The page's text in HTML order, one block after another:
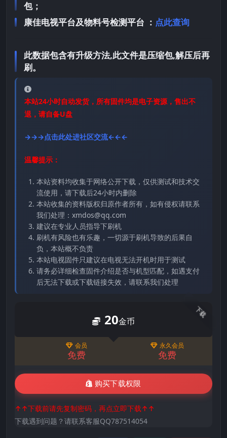
包；
康佳电视平台及物料号检测平台 ： 点此查询
此数据包含有升级方法,此文件是压缩包,解压后再
刷。
本站24小时自动发货，所有固件均是电子资源，售出不
退，请自备U盘
→→→点击此处进社区交流←←←
温馨提示：
本站资料均收集于网络公开下载，仅供测试和技术交
流使用，请下载后24小时内删除
本站收集的资料版权归原作者所有，如有侵权请联系
我们处理：xmdos@qq.com
建议在专业人员指导下刷机
刷机有风险也有乐趣，一切源于刷机导致的后果自
负，本站概不负责
本站电视固件只建议在电视无法开机时用于测试
请务必详细检查固件介绍是否与机型匹配，如遇支付
后无法下载或下载链接失效，请联系我们处理
下载
20金币
会员
免费
永久会员
免费
购买下载权限
↑↑下载前请先复制密码，再点立即下载↑↑
下载遇到问题？请联系客服QQ787514054